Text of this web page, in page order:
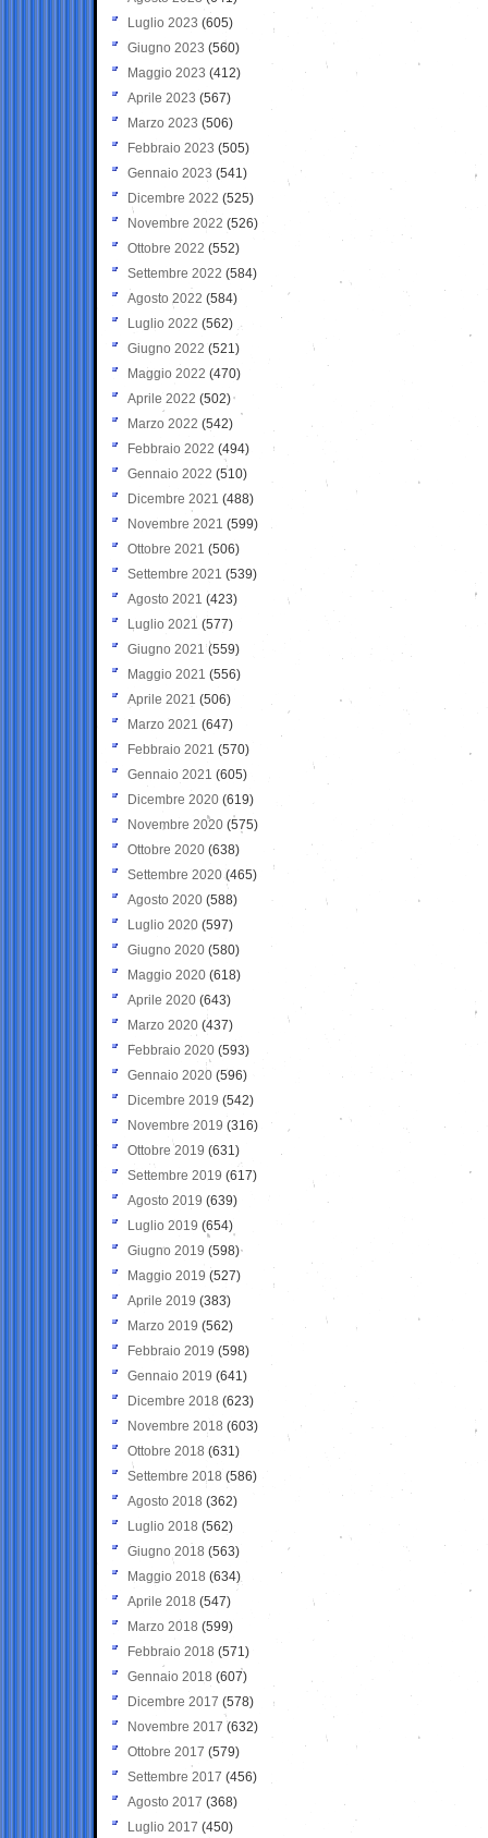
Luglio 2023 (605)
Giugno 2023 (560)
Maggio 2023 (412)
Aprile 2023 (567)
Marzo 2023 (506)
Febbraio 2023 (505)
Gennaio 2023 (541)
Dicembre 2022 (525)
Novembre 2022 (526)
Ottobre 2022 (552)
Settembre 2022 (584)
Agosto 2022 (584)
Luglio 2022 (562)
Giugno 2022 (521)
Maggio 2022 (470)
Aprile 2022 (502)
Marzo 2022 (542)
Febbraio 2022 (494)
Gennaio 2022 (510)
Dicembre 2021 (488)
Novembre 2021 (599)
Ottobre 2021 (506)
Settembre 2021 (539)
Agosto 2021 (423)
Luglio 2021 (577)
Giugno 2021(559)
Maggio 2021 (556)
Aprile 2021 (506)
Marzo 2021 (647)
Febbraio 2021 (570)
Gennaio 2021 (605)
Dicembre 2020 (619)
Novembre 2020 (575)
Ottobre 2020 (638)
Settembre 2020(465)
Agosto 2020 (588)
Luglio 2020 (597)
Giugno 2020 (580)
Maggio 2020 (618)
Aprile 2020 (643)
Marzo 2020 (437)
Febbraio 2020 (593)
Gennaio 2020 (596)
Dicembre 2019 (542)
Novembre 2019 (316)
Ottobre 2019 (631)
Settembre 2019 (617)
Agosto 2019 (639)
Luglio 2019 (654)
Giugno 2019 (598)
Maggio 2019 (527)
Aprile 2019 (383)
Marzo 2019 (562)
Febbraio 2019 (598)
Gennaio 2019 (641)
Dicembre 2018 (623)
Novembre 2018 (603)
Ottobre 2018 (631)
Settembre 2018 (586)
Agosto 2018 (362)
Luglio 2018 (562)
Giugno 2018 (563)
Maggio 2018 (634)
Aprile 2018 (547)
Marzo 2018 (599)
Febbraio 2018 (571)
Gennaio 2018 (607)
Dicembre 2017 (578)
Novembre 2017 (632)
Ottobre 2017 (579)
Settembre 2017 (456)
Agosto 2017 (368)
Luglio 2017 (450)